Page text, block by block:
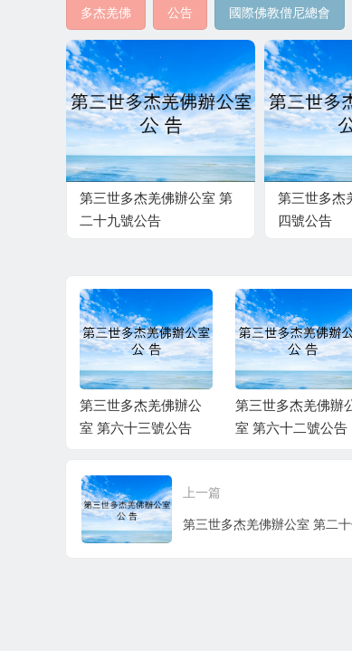
多杰羌佛 公告 國際佛教僧尼總會
第三世多杰羌佛辦公室 第
二十九號公告
第三世多杰
四號公告
第三世多杰羌佛辦公
室 第六十三號公告
第三世多杰羌佛辦
室 第六十二號公告
上一篇
第三世多杰羌佛辦公室 第二